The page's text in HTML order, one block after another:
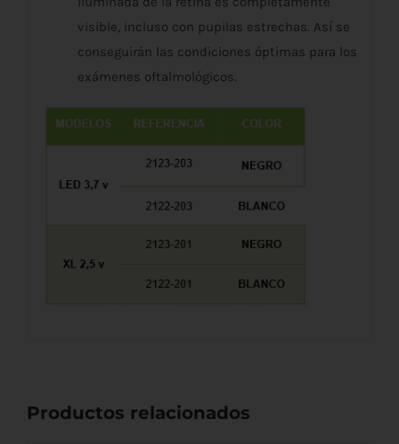
visible, incluso con pupilas estrechas. Así se
conseguirán las condiciones óptimas para los
exámenes oftalmológicos.
Productos relacionados